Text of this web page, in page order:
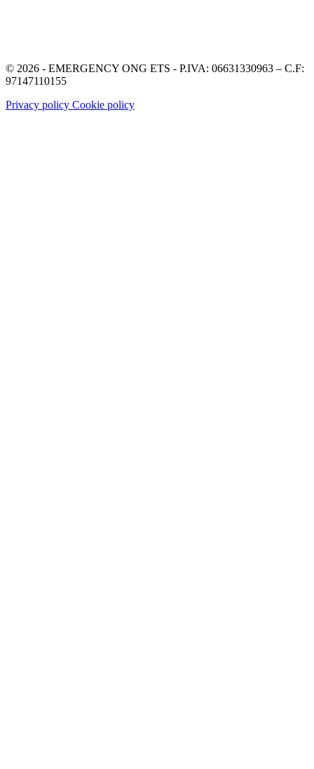
© 2026 - EMERGENCY ONG ETS - P.IVA: 06631330963 – C.F:
97147110155
Privacy policy Cookie policy